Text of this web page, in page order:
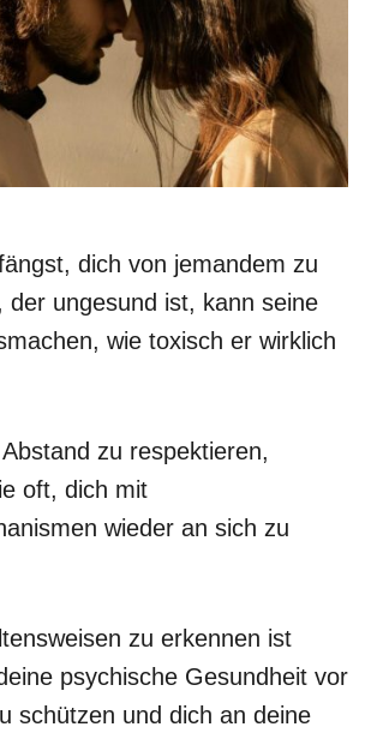
dich von jemandem zu
der ungesund ist, kann seine
wie toxisch er wirklich
zu respektieren,
oft, dich mit
wieder an sich zu
zu erkennen ist
psychische Gesundheit vor
schützen und dich an deine